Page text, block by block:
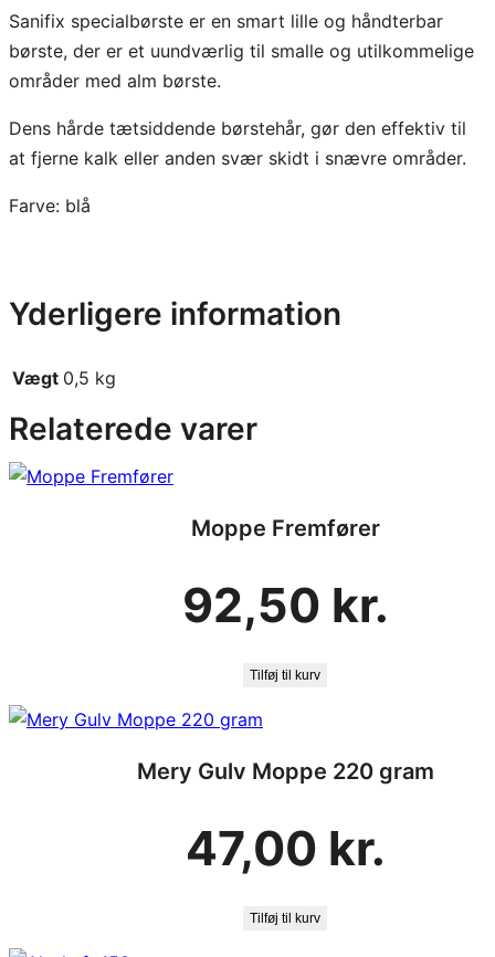
t
a
Sanifix specialbørste er en smart lille og håndterbar
børste, der er et uundværlig til smalle og utilkommelige
områder med alm børste.
Dens hårde tætsiddende børstehår, gør den effektiv til
at fjerne kalk eller anden svær skidt i snævre områder.
Farve: blå
Yderligere information
Vægt 0,5 kg
Relaterede varer
Moppe Fremfører
92,50 kr.
Tilføj til kurv
Mery Gulv Moppe 220 gram
47,00 kr.
Tilføj til kurv